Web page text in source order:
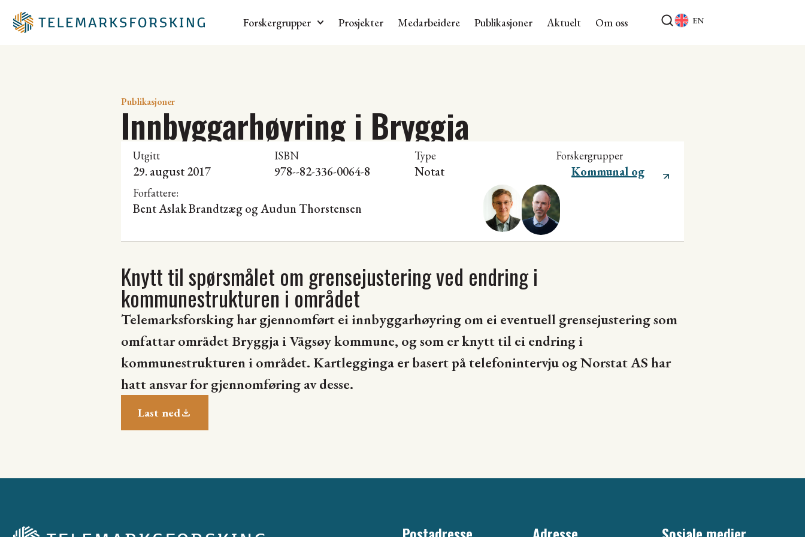
Forskergrupper Prosjekter Medarbeidere Publikasjoner Aktuelt Om oss EN
Publikasjoner
Innbyggarhøyring i Bryggja
Utgitt
29. august 2017
ISBN
978--82-336-0064-8
Type
Notat
Forskergrupper
Kommunal og
regional utvikling
Forfattere:
Bent Aslak BrandtzægogAudun Thorstensen
Knytt til spørsmålet om grensejustering ved endring i
kommunestrukturen i området
Telemarksforsking har gjennomført ei innbyggarhøyring om ei eventuell grensejustering som
omfattar området Bryggja i Vågsøy kommune, og som er knytt til ei endring i
kommunestrukturen i området. Kartlegginga er basert på telefonintervju og Norstat AS har
hatt ansvar for gjennomføring av desse.
Last ned